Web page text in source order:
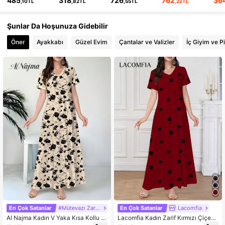
,10TL ,82TL ,55TL ,22TL
Şunlar Da Hoşunuza Gidebilir
Öner Ayakkabı Güzel Evim Çantalar ve Valizler İç Giyim ve
En Çok Satanlar #Mütevazı Zarafet
Al Najma Kadın V Yaka Kısa Kollu Çi
En Çok Satanlar Lacomfia
Lacomfia Kadın Zarif Kırmızı Çiçekli